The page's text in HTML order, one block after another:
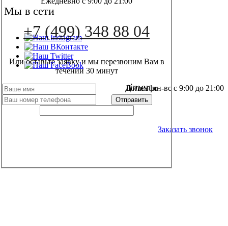
+7 (499) 348 88 04
Или оставьте заявку и мы перезвоним Вам в
течении 30 минут
Допинфо
Мы в сети
timerпн-вс с 9:00 до 21:00
Заказать звонок